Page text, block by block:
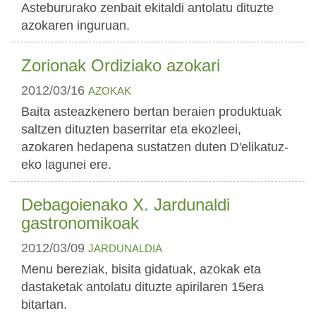
Astebururako zenbait ekitaldi antolatu dituzte
azokaren inguruan.
Zorionak Ordiziako azokari
2012/03/16 AZOKAK
Baita asteazkenero bertan beraien produktuak
saltzen dituzten baserritar eta ekozleei,
azokaren hedapena sustatzen duten D'elikatuz-
eko lagunei ere.
Debagoienako X. Jardunaldi
gastronomikoak
2012/03/09 JARDUNALDIA
Menu bereziak, bisita gidatuak, azokak eta
dastaketak antolatu dituzte apirilaren 15era
bitartan.